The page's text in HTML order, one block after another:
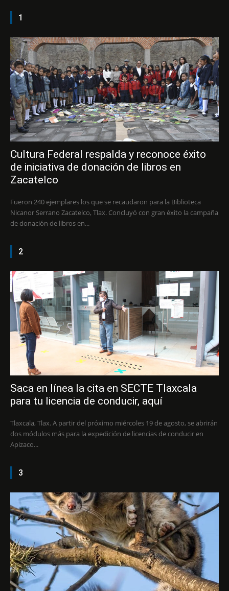
1
Cultura Federal respalda y reconoce éxito
de iniciativa de donación de libros en
Zacatelco
Fueron 240 ejemplares los que se recaudaron para la Biblioteca
Nicanor Serrano Zacatelco, Tlax. Concluyó con gran éxito la campaña
de donación de libros en...
2
Saca en línea la cita en SECTE Tlaxcala
para tu licencia de conducir, aquí
Tlaxcala, Tlax. A partir del próximo miércoles 19 de agosto, se abrirán
dos módulos más para la expedición de licencias de conducir en
Apizaco...
3